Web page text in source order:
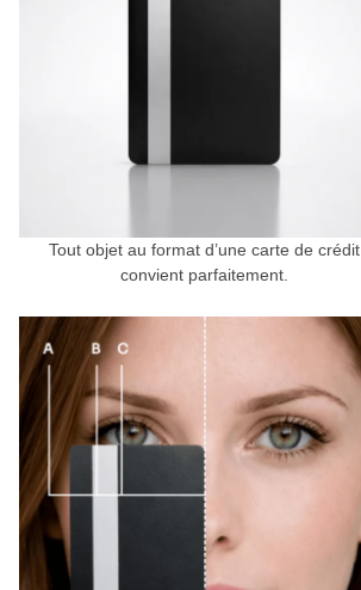
Tout objet au format d’une carte de crédit
convient parfaitement.